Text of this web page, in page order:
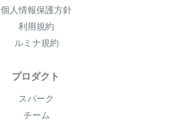
個人情報保護方針
利用規約
ルミナ規約
プロダクト
スパーク
チーム